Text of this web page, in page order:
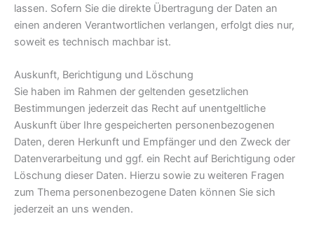
lassen. Sofern Sie die direkte Übertragung der Daten an
einen anderen Verantwortlichen verlangen, erfolgt dies nur,
soweit es technisch machbar ist.
Auskunft, Berichtigung und Löschung
Sie haben im Rahmen der geltenden gesetzlichen
Bestimmungen jederzeit das Recht auf unentgeltliche
Auskunft über Ihre gespeicherten personenbezogenen
Daten, deren Herkunft und Empfänger und den Zweck der
Datenverarbeitung und ggf. ein Recht auf Berichtigung oder
Löschung dieser Daten. Hierzu sowie zu weiteren Fragen
zum Thema personenbezogene Daten können Sie sich
jederzeit an uns wenden.